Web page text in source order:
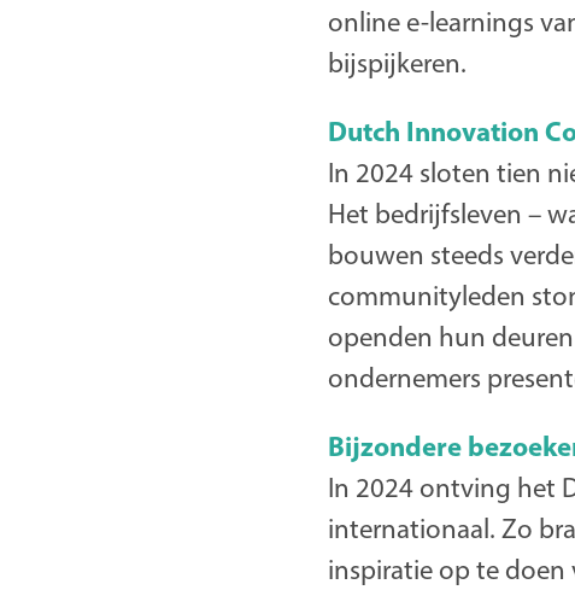
online e-learnings
bijspijkeren.
Dutch Innovation
In 2024 sloten tien
Het bedrijfsleven –
bouwen steeds
communityleden
openden hun
ondernemers
Bijzondere
In 2024 ontving het
internationaal. Zo
inspiratie op te